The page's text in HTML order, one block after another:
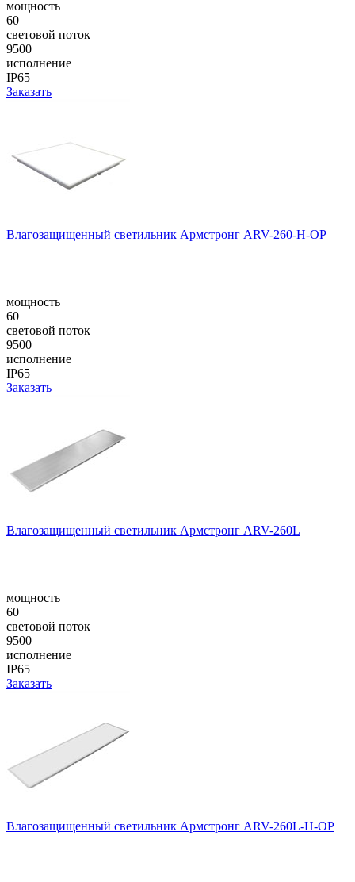
мощность
60
световой поток
9500
исполнение
IP65
Заказать
Влагозащищенный светильник Армстронг ARV-260-H-OP
мощность
60
световой поток
9500
исполнение
IP65
Заказать
Влагозащищенный светильник Армстронг ARV-260L
мощность
60
световой поток
9500
исполнение
IP65
Заказать
Влагозащищенный светильник Армстронг ARV-260L-H-OP